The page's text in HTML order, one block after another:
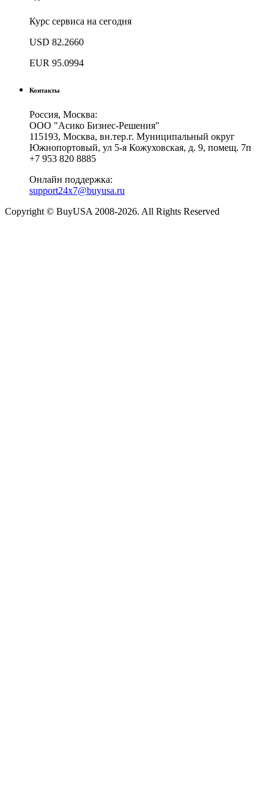
Курс сервиса на сегодня
USD 82.2660
EUR 95.0994
Контакты
Россия, Москва:
ООО "Асико Бизнес-Решения"
115193, Москва, вн.тер.г. Муниципальный округ
Южнопортовый, ул 5-я Кожуховская, д. 9, помещ. 7п
+7 953 820 8885
Онлайн поддержка:
support24x7@buyusa.ru
Copyright © BuyUSA 2008-2026. All Rights Reserved